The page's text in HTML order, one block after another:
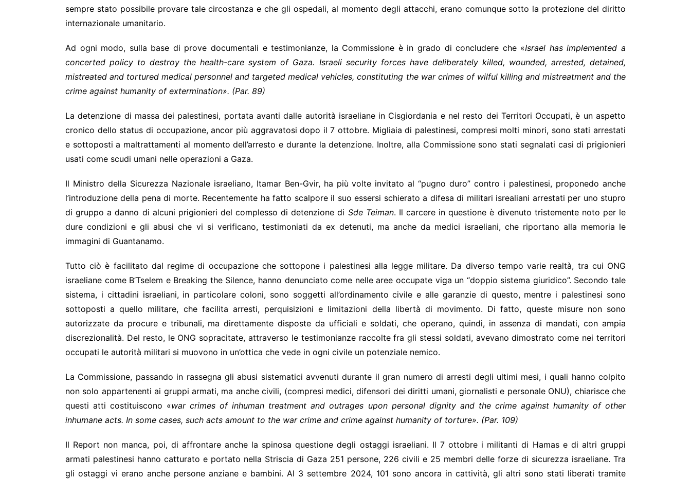
sempre stato possibile provare tale circostanza e che gli ospedali, al momento degli attacchi, erano comunque sotto la protezione del diritto
internazionale umanitario.
Ad ogni modo, sulla base di prove documentali e testimonianze, la Commissione è in grado di concludere che «Israel has implemented a
concerted policy to destroy the health-care system of Gaza. Israeli security forces have deliberately killed, wounded, arrested, detained,
mistreated and tortured medical personnel and targeted medical vehicles, constituting the war crimes of wilful killing and mistreatment and the
crime against humanity of extermination». (Par. 89)
La detenzione di massa dei palestinesi, portata avanti dalle autorità israeliane in Cisgiordania e nel resto dei Territori Occupati, è un aspetto
cronico dello status di occupazione, ancor più aggravatosi dopo il 7 ottobre. Migliaia di palestinesi, compresi molti minori, sono stati arrestati
e sottoposti a maltrattamenti al momento dell’arresto e durante la detenzione. Inoltre, alla Commissione sono stati segnalati casi di prigionieri
usati come scudi umani nelle operazioni a Gaza.
Il Ministro della Sicurezza Nazionale israeliano, Itamar Ben-Gvir, ha più volte invitato al “pugno duro” contro i palestinesi, proponedo anche
l’introduzione della pena di morte. Recentemente ha fatto scalpore il suo essersi schierato a difesa di militari isrealiani arrestati per uno stupro
di gruppo a danno di alcuni prigionieri del complesso di detenzione di Sde Teiman. Il carcere in questione è divenuto tristemente noto per le
dure condizioni e gli abusi che vi si verificano, testimoniati da ex detenuti, ma anche da medici israeliani, che riportano alla memoria le
immagini di Guantanamo.
Tutto ciò è facilitato dal regime di occupazione che sottopone i palestinesi alla legge militare. Da diverso tempo varie realtà, tra cui ONG
israeliane come B’Tselem e Breaking the Silence, hanno denunciato come nelle aree occupate viga un “doppio sistema giuridico”. Secondo tale
sistema, i cittadini israeliani, in particolare coloni, sono soggetti all’ordinamento civile e alle garanzie di questo, mentre i palestinesi sono
sottoposti a quello militare, che facilita arresti, perquisizioni e limitazioni della libertà di movimento. Di fatto, queste misure non sono
autorizzate da procure e tribunali, ma direttamente disposte da ufficiali e soldati, che operano, quindi, in assenza di mandati, con ampia
discrezionalità. Del resto, le ONG sopracitate, attraverso le testimonianze raccolte fra gli stessi soldati, avevano dimostrato come nei territori
occupati le autorità militari si muovono in un’ottica che vede in ogni civile un potenziale nemico.
La Commissione, passando in rassegna gli abusi sistematici avvenuti durante il gran numero di arresti degli ultimi mesi, i quali hanno colpito
non solo appartenenti ai gruppi armati, ma anche civili, (compresi medici, difensori dei diritti umani, giornalisti e personale ONU), chiarisce che
questi atti costituiscono «war crimes of inhuman treatment and outrages upon personal dignity and the crime against humanity of other
inhumane acts. In some cases, such acts amount to the war crime and crime against humanity of torture». (Par. 109)
Il Report non manca, poi, di affrontare anche la spinosa questione degli ostaggi israeliani. Il 7 ottobre i militanti di Hamas e di altri gruppi
armati palestinesi hanno catturato e portato nella Striscia di Gaza 251 persone, 226 civili e 25 membri delle forze di sicurezza israeliane. Tra
gli ostaggi vi erano anche persone anziane e bambini. Al 3 settembre 2024, 101 sono ancora in cattività, gli altri sono stati liberati tramite